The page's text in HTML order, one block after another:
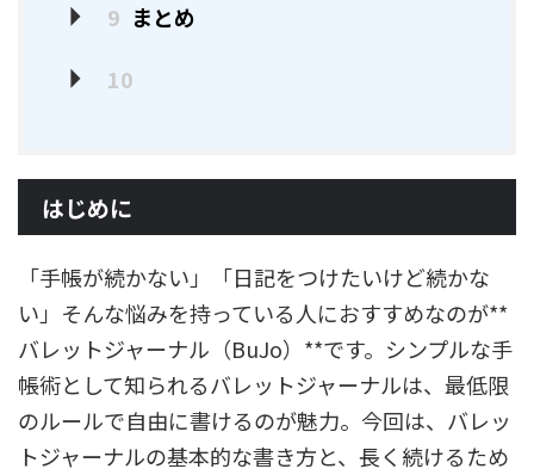
9 まとめ
10
はじめに
「手帳が続かない」「日記をつけたいけど続かな
い」そんな悩みを持っている人におすすめなのが**
バレットジャーナル（BuJo）**です。シンプルな手
帳術として知られるバレットジャーナルは、最低限
のルールで自由に書けるのが魅力。今回は、バレッ
トジャーナルの基本的な書き方と、長く続けるため